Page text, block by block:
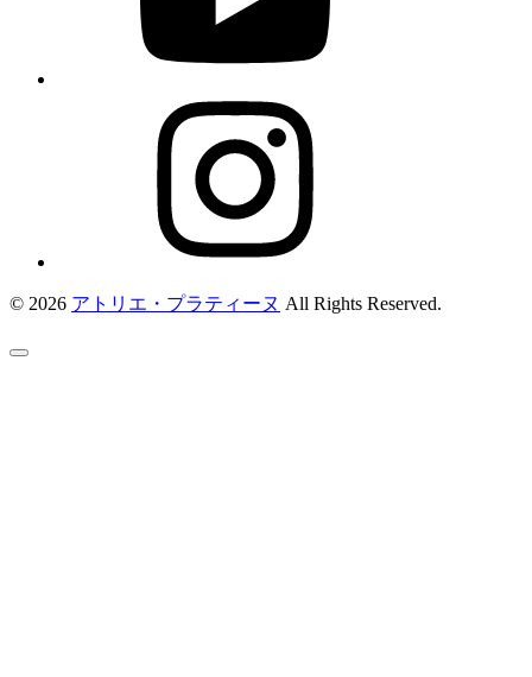
© 2026 アトリエ・プラティーヌ All Rights Reserved.